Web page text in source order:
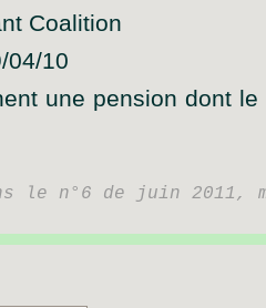
Coalition
04/10
une pension dont
le n°6 de juin 2011,